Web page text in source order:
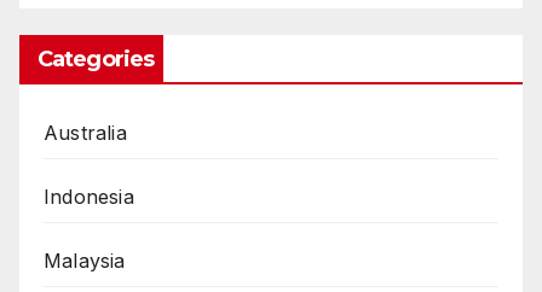
Categories
Australia
Indonesia
Malaysia